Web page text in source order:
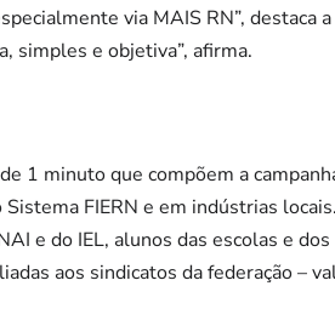
via MAIS RN”, destaca
simples e objetiva”, afirma.
1 minuto que compõem a
FIERN e em indústrias
e do IEL, alunos das escolas e
aos sindicatos da federação –